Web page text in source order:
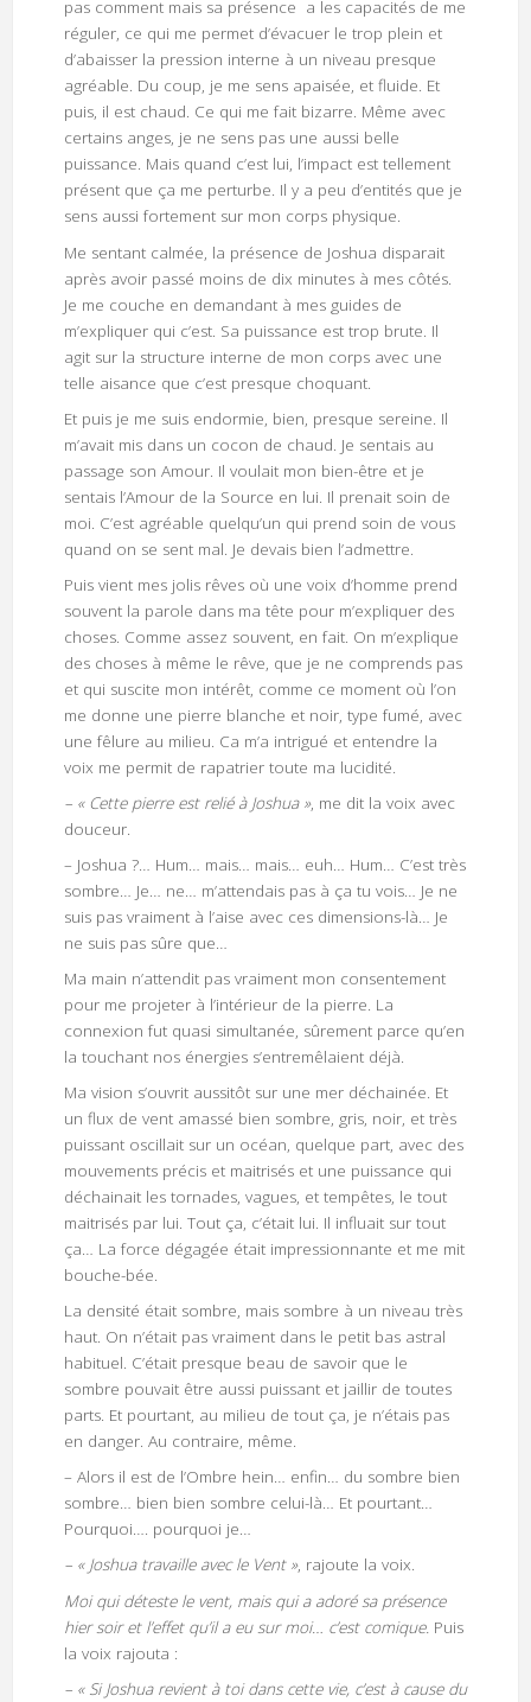
pas comment mais sa présence a les capacités de me
réguler, ce qui me permet d’évacuer le trop plein et
d’abaisser la pression interne à un niveau presque
agréable. Du coup, je me sens apaisée, et fluide. Et
puis, il est chaud. Ce qui me fait bizarre. Même avec
certains anges, je ne sens pas une aussi belle
puissance. Mais quand c’est lui, l’impact est tellement
présent que ça me perturbe. Il y a peu d’entités que je
sens aussi fortement sur mon corps physique.
Me sentant calmée, la présence de Joshua disparait
après avoir passé moins de dix minutes à mes côtés.
Je me couche en demandant à mes guides de
m’expliquer qui c’est. Sa puissance est trop brute. Il
agit sur la structure interne de mon corps avec une
telle aisance que c’est presque choquant.
Et puis je me suis endormie, bien, presque sereine. Il
m’avait mis dans un cocon de chaud. Je sentais au
passage son Amour. Il voulait mon bien-être et je
sentais l’Amour de la Source en lui. Il prenait soin de
moi. C’est agréable quelqu’un qui prend soin de vous
quand on se sent mal. Je devais bien l’admettre.
Puis vient mes jolis rêves où une voix d’homme prend
souvent la parole dans ma tête pour m’expliquer des
choses. Comme assez souvent, en fait. On m’explique
des choses à même le rêve, que je ne comprends pas
et qui suscite mon intérêt, comme ce moment où l’on
me donne une pierre blanche et noir, type fumé, avec
une fêlure au milieu. Ca m’a intrigué et entendre la
voix me permit de rapatrier toute ma lucidité.
– « Cette pierre est relié à Joshua », me dit la voix avec
douceur.
– Joshua ?… Hum… mais… mais… euh… Hum… C’est très
sombre… Je… ne… m’attendais pas à ça tu vois… Je ne
suis pas vraiment à l’aise avec ces dimensions-là… Je
ne suis pas sûre que…
Ma main n’attendit pas vraiment mon consentement
pour me projeter à l’intérieur de la pierre. La
connexion fut quasi simultanée, sûrement parce qu’en
la touchant nos énergies s’entremêlaient déjà.
Ma vision s’ouvrit aussitôt sur une mer déchainée. Et
un flux de vent amassé bien sombre, gris, noir, et très
puissant oscillait sur un océan, quelque part, avec des
mouvements précis et maitrisés et une puissance qui
déchainait les tornades, vagues, et tempêtes, le tout
maitrisés par lui. Tout ça, c’était lui. Il influait sur tout
ça… La force dégagée était impressionnante et me mit
bouche-bée.
La densité était sombre, mais sombre à un niveau très
haut. On n’était pas vraiment dans le petit bas astral
habituel. C’était presque beau de savoir que le
sombre pouvait être aussi puissant et jaillir de toutes
parts. Et pourtant, au milieu de tout ça, je n’étais pas
en danger. Au contraire, même.
– Alors il est de l’Ombre hein… enfin… du sombre bien
sombre… bien bien sombre celui-là… Et pourtant…
Pourquoi…. pourquoi je…
– « Joshua travaille avec le Vent », rajoute la voix.
Moi qui déteste le vent, mais qui a adoré sa présence
hier soir et l’effet qu’il a eu sur moi… c’est comique. Puis
la voix rajouta :
– « Si Joshua revient à toi dans cette vie, c’est à cause du